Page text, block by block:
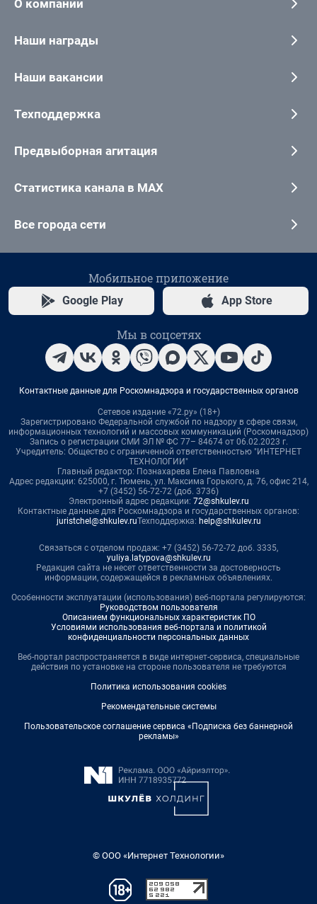
О компании
Наши награды
Наши вакансии
Техподдержка
Предвыборная агитация
Статистика канала в MAX
Все города сети
Мобильное приложение
Google Play App Store
Мы в соцсетях
Контактные данные для Роскомнадзора и государственных органов
Сетевое издание «72.ру» (18+)
Зарегистрировано Федеральной службой по надзору в сфере связи,
информационных технологий и массовых коммуникаций (Роскомнадзор)
Запись о регистрации СМИ ЭЛ № ФС 77– 84674 от 06.02.2023 г.
Учредитель: Общество с ограниченной ответственностью "ИНТЕРНЕТ
ТЕХНОЛОГИИ"
Главный редактор: Познахарева Елена Павловна
Адрес редакции: 625000, г. Тюмень, ул. Максима Горького, д. 76, офис 214,
+7 (3452) 56-72-72 (доб. 3736)
Электронный адрес редакции: 72@shkulev.ru
Контактные данные для Роскомнадзора и государственных органов:
juristchel@shkulev.ruТехподдержка: help@shkulev.ru
Связаться с отделом продаж: +7 (3452) 56-72-72 доб. 3335,
yuliya.latypova@shkulev.ru
Редакция сайта не несет ответственности за достоверность
информации, содержащейся в рекламных объявлениях.
Особенности эксплуатации (использования) веб-портала регулируются:
Руководством пользователя
Описанием функциональных характеристик ПО
Условиями использования веб-портала и политикой
конфиденциальности персональных данных
Веб-портал распространяется в виде интернет-сервиса, специальные
действия по установке на стороне пользователя не требуются
Политика использования cookies
Рекомендательные системы
Пользовательское соглашение сервиса «Подписка без баннерной
рекламы»
© ООО «Интернет Технологии»